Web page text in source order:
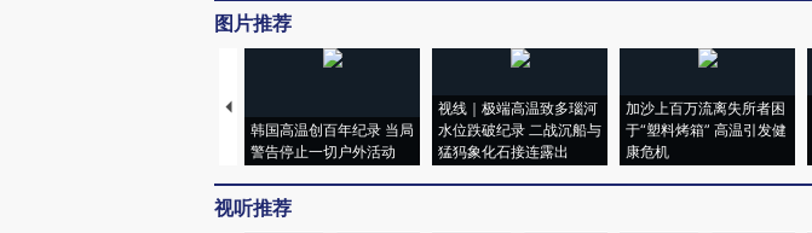
图片推荐
韩国高温创百年纪录 当局
警告停止一切户外活动
视线｜极端高温致多瑙河
水位跌破纪录 二战沉船与
猛犸象化石接连露出
加沙上百万流离失所者困
于“塑料烤箱” 高温引发健
康危机
视听推荐